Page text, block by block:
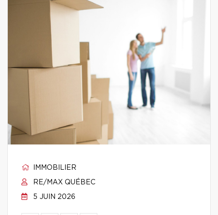
IMMOBILIER
RE/MAX QUÉBEC
5 JUIN 2026